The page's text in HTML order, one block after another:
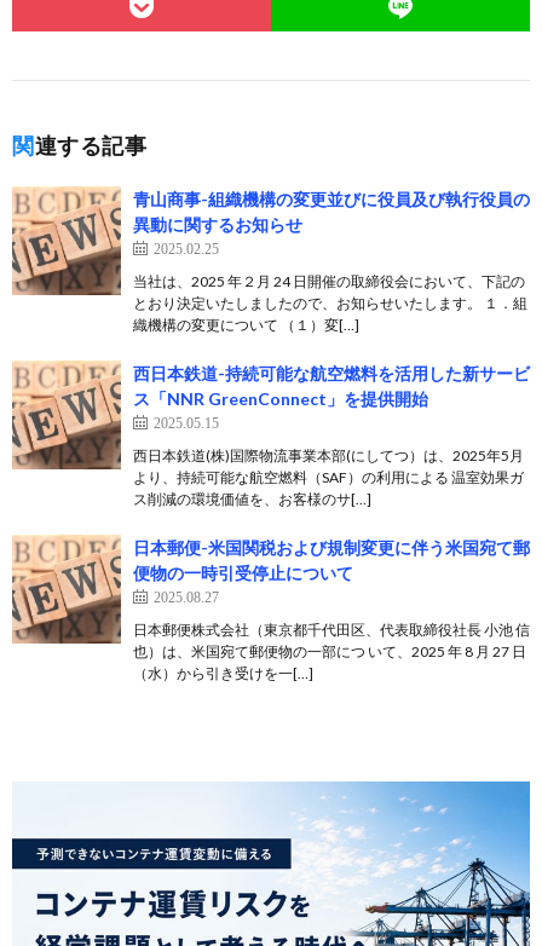
関連する記事
青山商事-組織機構の変更並びに役員及び執行役員の
異動に関するお知らせ
2025.02.25
当社は、2025 年２月 24 日開催の取締役会において、下記の
とおり決定いたしましたので、お知らせいたします。 １．組
織機構の変更について （１）変[…]
西日本鉄道-持続可能な航空燃料を活用した新サービ
ス「NNR GreenConnect」を提供開始
2025.05.15
西日本鉄道(株)国際物流事業本部(にしてつ）は、2025年5月
より、持続可能な航空燃料（SAF）の利用による 温室効果ガ
ス削減の環境価値を、お客様のサ[…]
日本郵便-米国関税および規制変更に伴う米国宛て郵
便物の一時引受停止について
2025.08.27
日本郵便株式会社（東京都千代田区、代表取締役社長 小池 信
也）は、米国宛て郵便物の一部につ いて、2025 年 8 月 27 日
（水）から引き受けを一[…]